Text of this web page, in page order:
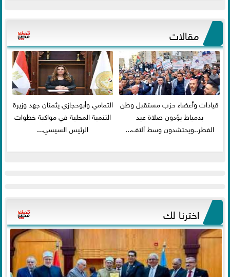
مقالات
قيادات وأعضاء حزب مستقبل وطن
بدمياط يؤدون صلاة عيد
الفطر..ويحتشدون وسط آلاف...
التمامي وأبوحجازي يثمنان جهد وزيرة
التنمية المحلية في مواكبة خطوات
الرئيس السيسي...
اخترنا لك